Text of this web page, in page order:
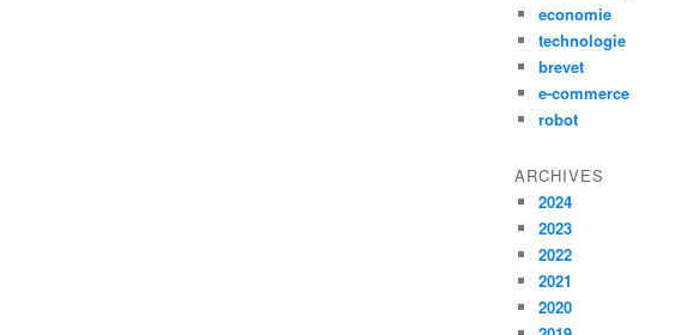
economie
technologie
brevet
e-commerce
robot
ARCHIVES
2024
2023
2022
2021
2020